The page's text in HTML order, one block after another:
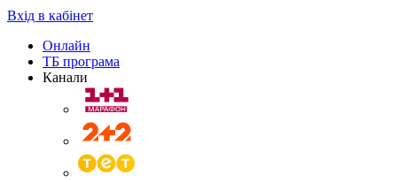
Вхід в кабінет
Онлайн
ТБ програма
Канали